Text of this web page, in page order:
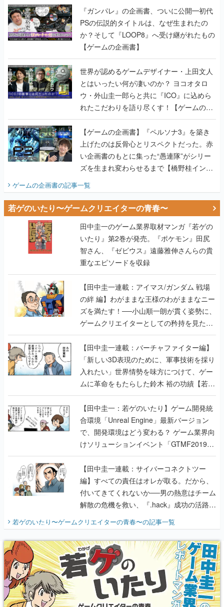
『ガンパレ』の企画書、ついに公開━初代
PSの伝説的タイトルは、なぜ生まれたの
か？そして『LOOP8』へ受け継がれたもの
【ゲームの企画書】
世界が認めるゲームデザイナー・上田文人
とはいったい何が凄いのか？ ヨコオタロ
ウ・外山圭一郎らと共に『ICO』に込めら
れたこだわりを語り尽くす！【ゲームの企
画書】
【ゲームの企画書】『ペルソナ3』を築き
上げたのは反骨心とリスペクトだった。赤
い企画書のもとに集った“愚連隊”がシリー
ズを生まれ変わらせるまで【橋野桂インタ
ビュー】
ゲームの企画書の記事一覧
若ゲのいたり〜ゲームクリエイターの青春〜
田中圭一のゲーム業界取材マンガ『若ゲの
いたり』第2巻が発売。『ポケモン』田尻
智さん、『ゼビウス』遠藤雅伸さんらの貴
重なエピソードを収録
【田中圭一連載：アイマス/ガンダム 戦場
の絆 編】わがままな王様のわがままなニー
ズを満たす！──小山順一朗が貫く姿勢に、
ゲームクリエイターとしての矜持を見た
【若ゲのいたり最終回】
【田中圭一連載：バーチャファイター編】
「新しい3D表現のために、軍事技術を採り
入れたい」世界情勢を味方につけて、ゲー
ムに革命をもたらした鈴木 裕の功績【若ゲ
のいたり】
【田中圭一：若ゲのいたり】ゲーム開発統
合環境「Unreal Engine」最新バージョン
で、開発環境はどう変わる？ ゲーム業界向
けソリューションイベント「GTMF2019」
に行って、より理解を深めよう【PR】
【田中圭一連載：サイバーコネクトツー
編】すべての責任はオレが取る。だから、
付いてきてくれないか──男の熱意はチーム
解散の危機を救い、『.hack』成功の活路を
開く。業界の快男児・松山 洋に流れる血は
『少年ジャンプ』色だった【若ゲのいた
り】
若ゲのいたり〜ゲームクリエイターの青春〜の記事一覧